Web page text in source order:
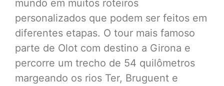
mundo em muitos roteiros
personalizados que podem ser feitos em
diferentes etapas. O tour mais famoso
parte de Olot com destino a Girona e
percorre um trecho de 54 quilômetros
margeando os rios Ter, Bruguent e